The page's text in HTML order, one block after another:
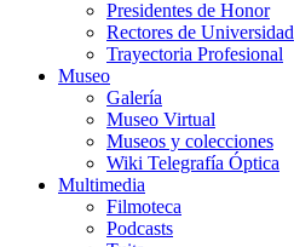
Presidentes de Honor
Rectores de Universidad
Trayectoria Profesional
Museo
Galería
Museo Virtual
Museos y colecciones
Wiki Telegrafía Óptica
Multimedia
Filmoteca
Podcasts